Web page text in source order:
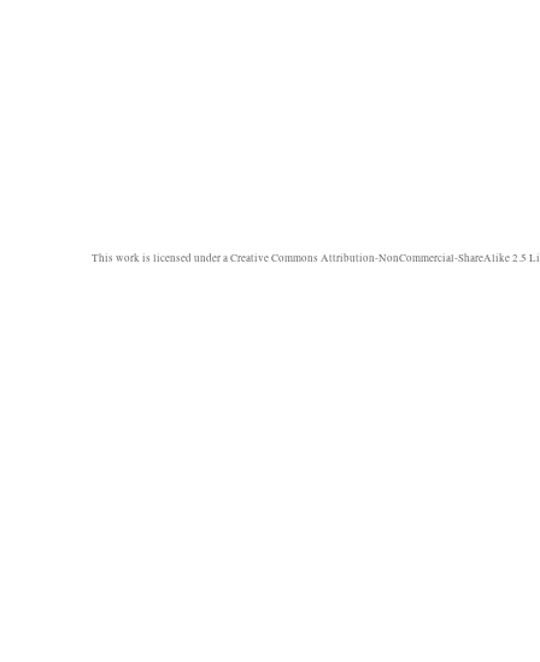
This work is licensed under aCreative Commons Attribution-NonCommercial-ShareAlike 2.5